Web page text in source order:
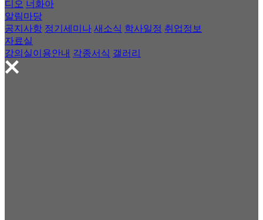
디오 너화아
알림마당
공지사항 정기세미나 새소식 학사일정 취업정보
자료실
강의실이용안내 각종서식 갤러리